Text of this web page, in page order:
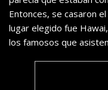
Entonces, se casaron
lugar elegido fue
los famosos que